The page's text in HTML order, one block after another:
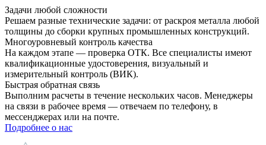
Задачи любой сложности
Решаем разные технические задачи: от раскроя металла любой
толщины до сборки крупных промышленных конструкций.
Многоуровневый контроль качества
На каждом этапе — проверка ОТК. Все специалисты имеют
квалификационные удостоверения, визуальный и
измерительный контроль (ВИК).
Быстрая обратная связь
Выполним расчеты в течение нескольких часов. Менеджеры
на связи в рабочее время — отвечаем по телефону, в
мессенджерах или на почте.
Подробнее о нас